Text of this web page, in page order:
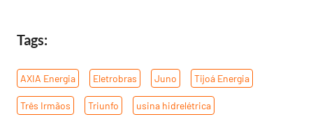
Tags:
AXIA Energia Eletrobras Juno Tijoá Energia
Três Irmãos Triunfo usina hidrelétrica